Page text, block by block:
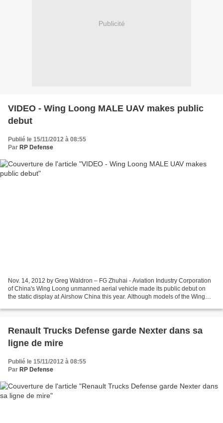
Publicité
VIDEO - Wing Loong MALE UAV makes public
debut
Publié le 15/11/2012 à 08:55
Par RP Defense
Nov. 14, 2012 by Greg Waldron – FG Zhuhai - Aviation Industry Corporation
of China's Wing Loong unmanned aerial vehicle made its public debut on
the static display at Airshow China this year. Although models of the Wing
Renault Trucks Defense garde Nexter dans sa
ligne de mire
Publié le 15/11/2012 à 08:55
Par RP Defense